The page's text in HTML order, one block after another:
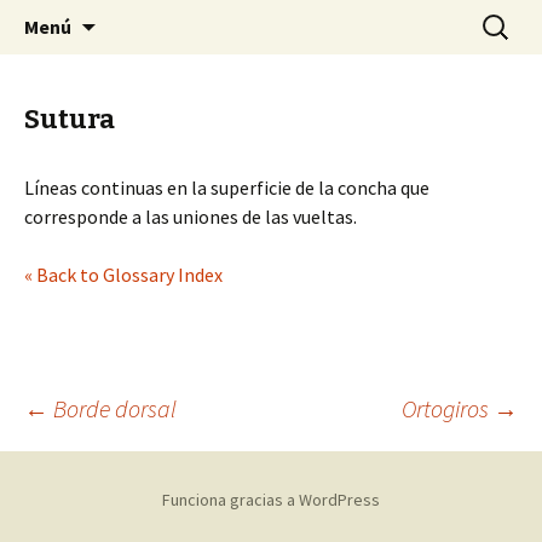
SMACH
Sociedad Malacológica de Chile
Menú Buscar:
Sutura
Líneas continuas en la superficie de la concha que
corresponde a las uniones de las vueltas.
« Back to Glossary Index
Navegación
← Borde dorsal Ortogiros →
Funciona gracias a WordPress